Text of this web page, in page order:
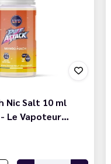
Nic Salt 10 ml
Le Vapoteur…